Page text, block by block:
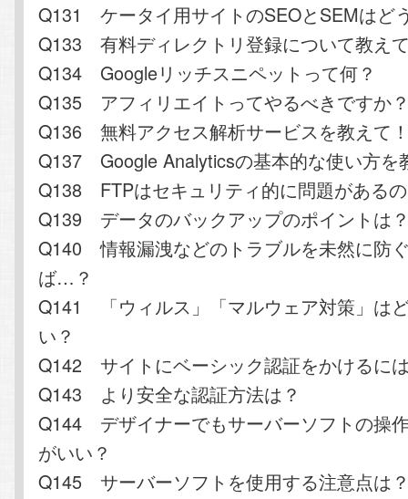
Q131 ケータイ用サイトのSEOとSEMはど
Q133 有料ディレクトリ登録について教え
Q134 Googleリッチスニペットって何？
Q135 アフィリエイトってやるべきですか
Q136 無料アクセス解析サービスを教えて
Q137 Google Analyticsの基本的な使い方を
Q138 FTPはセキュリティ的に問題がある
Q139 データのバックアップのポイントは
Q140 情報漏洩などのトラブルを未然に防
ば…？
Q141 「ウィルス」「マルウェア対策」は
い？
Q142 サイトにベーシック認証をかけるに
Q143 より安全な認証方法は？
Q144 デザイナーでもサーバーソフトの操
がいい？
Q145 サーバーソフトを使用する注意点は